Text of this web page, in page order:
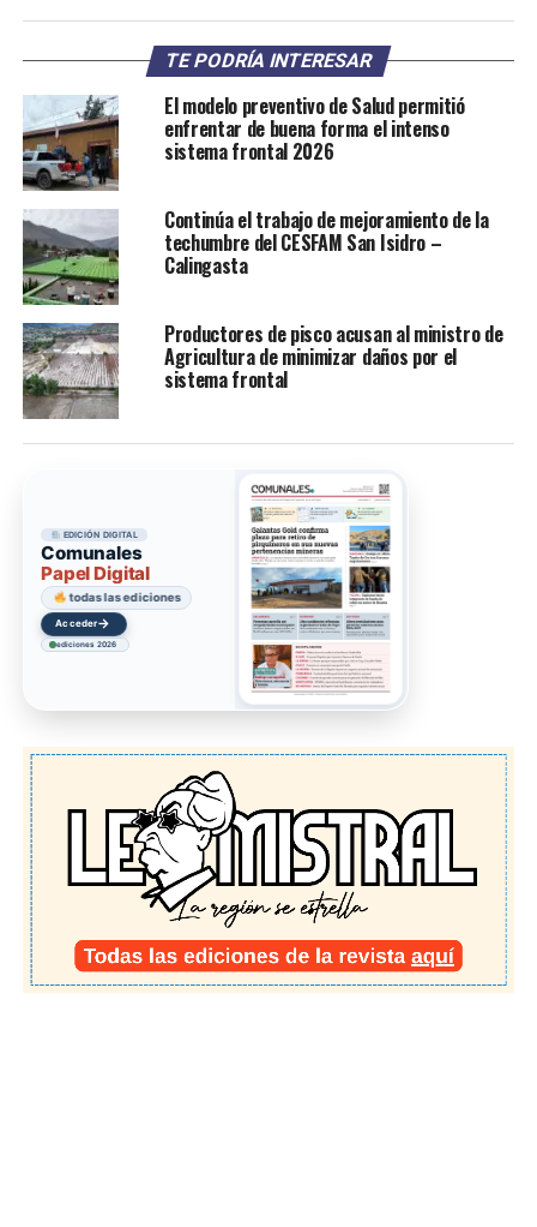
TE PODRÍA INTERESAR
El modelo preventivo de Salud permitió
enfrentar de buena forma el intenso
sistema frontal 2026
Continúa el trabajo de mejoramiento de la
techumbre del CESFAM San Isidro –
Calingasta
Productores de pisco acusan al ministro de
Agricultura de minimizar daños por el
sistema frontal
EDICIÓN DIGITAL
Comunales
Papel Digital
todas las ediciones
Acceder→
ediciones 2026